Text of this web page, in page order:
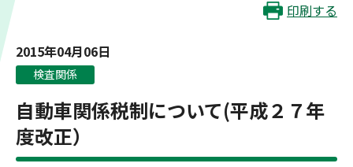
印刷する
2015年04月06日
検査関係
自動車関係税制について(平成２７年
度改正）